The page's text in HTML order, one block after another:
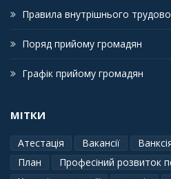
Правила внутрішнього
Поряд прийому громадян
Графік прийому громадян
МІТКИ
Атестація Вакансії
План
Професіний розвиток